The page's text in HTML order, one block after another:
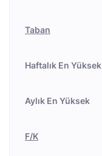
Taban
Haftalık En Yüksek
Aylık En Yüksek
F/K